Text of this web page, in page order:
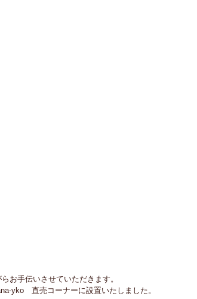
お手伝いさせていただきます。
yko　直売コーナーに設置いたしました。